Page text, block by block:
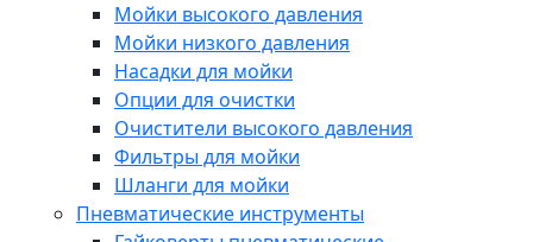
Мойки высокого давления
Мойки низкого давления
Насадки для мойки
Опции для очистки
Очистители высокого давления
Фильтры для мойки
Шланги для мойки
Пневматические инструменты